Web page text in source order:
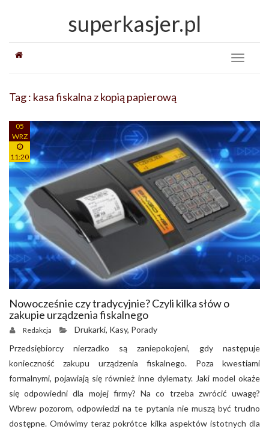
superkasjer.pl
Toggle
Tag : kasa fiskalna z kopią papierową
05
WRZ
11:20
Nowocześnie czy tradycyjnie? Czyli kilka słów o
zakupie urządzenia fiskalnego
Redakcja Drukarki, Kasy, Porady
Przedsiębiorcy nierzadko są zaniepokojeni, gdy następuje
konieczność zakupu urządzenia fiskalnego. Poza kwestiami
formalnymi, pojawiają się również inne dylematy. Jaki model okaże
się odpowiedni dla mojej firmy? Na co trzeba zwrócić uwagę?
Wbrew pozorom, odpowiedzi na te pytania nie muszą być trudno
dostępne. Omówimy teraz pokrótce kilka aspektów istotnych dla